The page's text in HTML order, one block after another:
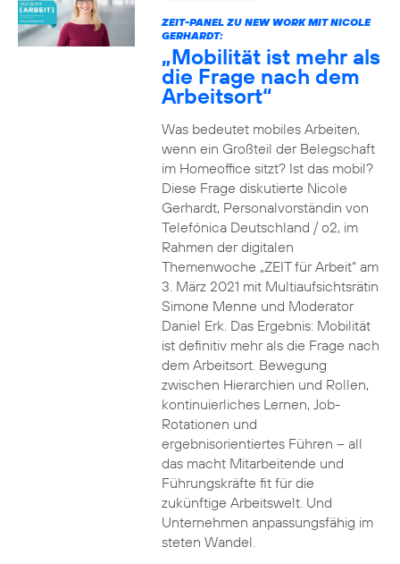
ZEIT-PANEL ZU NEW WORK MIT NICOLE
GERHARDT:
„Mobilität ist mehr als
die Frage nach dem
Arbeitsort“
Was bedeutet mobiles Arbeiten,
wenn ein Großteil der Belegschaft
im Homeoffice sitzt? Ist das mobil?
Diese Frage diskutierte Nicole
Gerhardt, Personalvorständin von
Telefónica Deutschland / o2, im
Rahmen der digitalen
Themenwoche „ZEIT für Arbeit“ am
3. März 2021 mit Multiaufsichtsrätin
Simone Menne und Moderator
Daniel Erk. Das Ergebnis: Mobilität
ist definitiv mehr als die Frage nach
dem Arbeitsort. Bewegung
zwischen Hierarchien und Rollen,
kontinuierliches Lernen, Job-
Rotationen und
ergebnisorientiertes Führen – all
das macht Mitarbeitende und
Führungskräfte fit für die
zukünftige Arbeitswelt. Und
Unternehmen anpassungsfähig im
steten Wandel.